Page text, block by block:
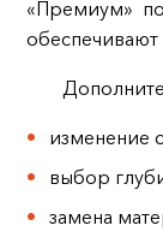
«Премиум»
изменение
выбор
замена